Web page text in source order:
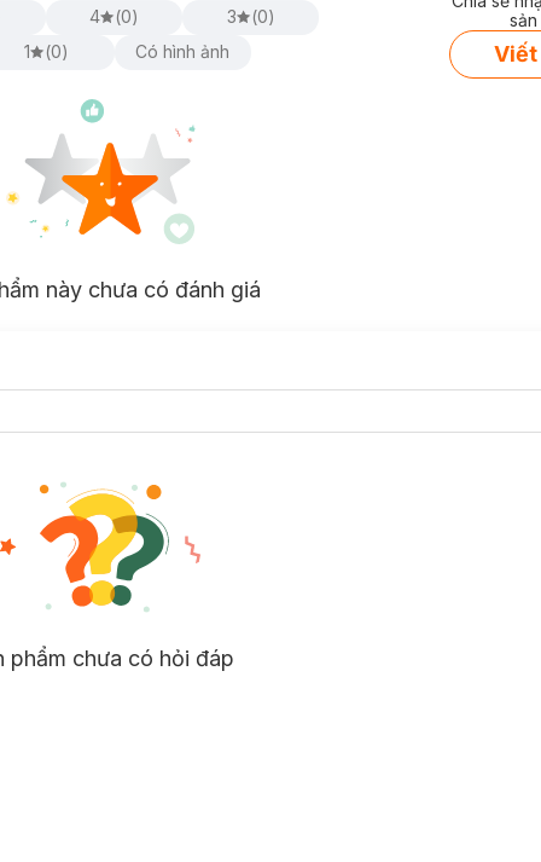
4 (0) 3 (0)
1
(0) Có hình ảnh Viết
này chưa có đánh giá
phẩm chưa có hỏi đáp